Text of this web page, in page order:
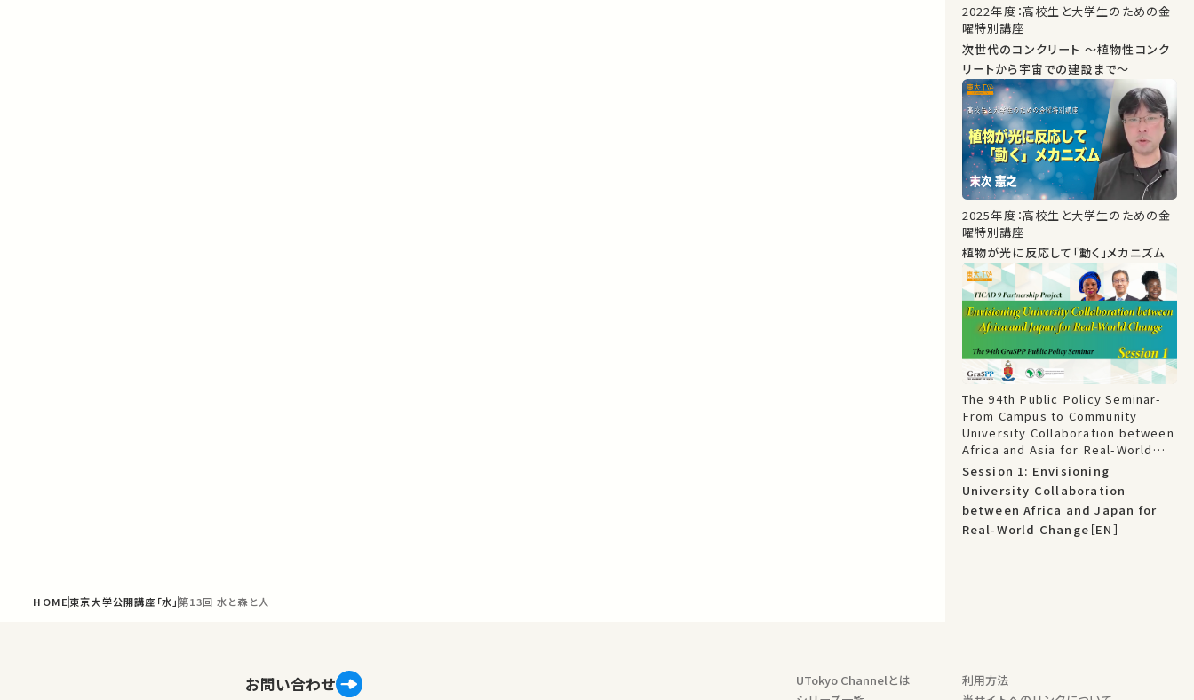
HOME東京大学公開講座「水」第13回 水と森と人
2022年度：高校生と大学生のための金
曜特別講座
次世代のコンクリート ～植物性コンク
リートから宇宙での建設まで～
2025年度：高校生と大学生のための金
曜特別講座
植物が光に反応して「動く」メカニズム
The 94th Public Policy Seminar-
From Campus to Community
University Collaboration between
Africa and Asia for Real-World
Change: TICAD 9 Partnership
Project
Session 1: Envisioning
University Collaboration
between Africa and Japan for
Real-World Change［EN］
お問い合わせ
UTokyo Channelとは
利用方法